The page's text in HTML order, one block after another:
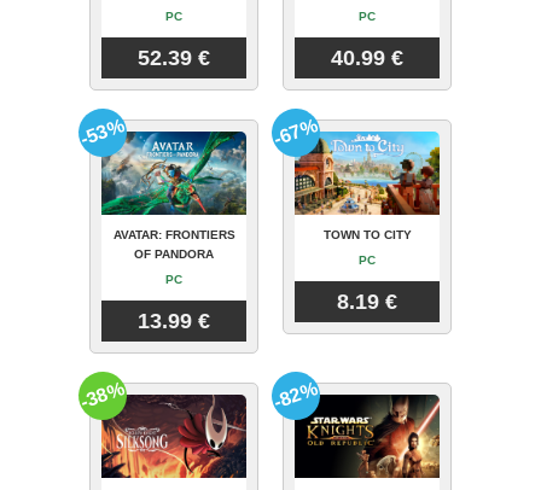
PC
52.39 €
PC
40.99 €
AVATAR: FRONTIERS
OF PANDORA
PC
13.99 €
-53%
TOWN TO CITY
PC
8.19 €
-67%
-38% -82%